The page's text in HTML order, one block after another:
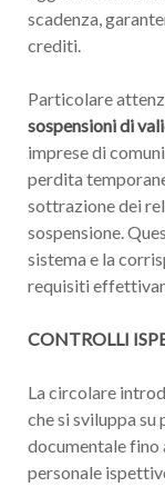
scadenza,
crediti.
Particolare
sospensioni di
imprese di
perdita
sottrazione dei
sospensione.
sistema e la
requisiti
CONTROLLI
La circolare
che si sviluppa
documentale
personale